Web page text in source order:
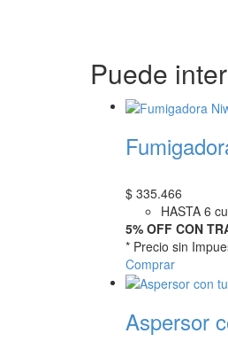
Puede
$ 335.466
HASTA 6
5% OFF CON
* Precio sin
Comprar
Aspersor